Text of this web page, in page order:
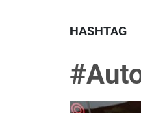
HASHTAG